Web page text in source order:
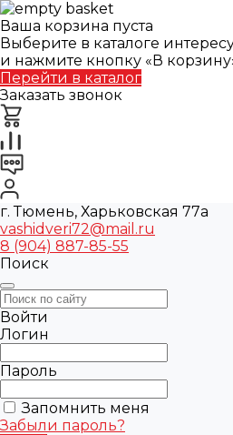
Ваша корзина пуста
Выберите в каталоге
и нажмите кнопку «В
Перейти в каталог
Заказать звонок
г. Тюмень, Харьковская 77а
vashidveri72@mail.ru
8 (904) 887-85-55
Поиск
Войти
Логин
Пароль
Запомнить меня
Забыли пароль?